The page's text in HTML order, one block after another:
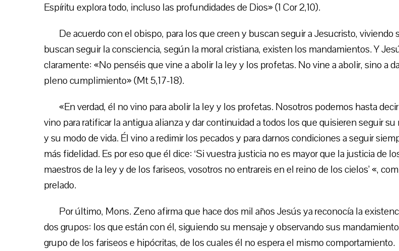
Espíritu explora todo, incluso las profundidades de Dios» (1 Cor 2,10).
De acuerdo con el obispo, para los que creen y buscan seguir a Jesucristo, viviendo
buscan seguir la consciencia, según la moral cristiana, existen los mandamientos. Y
claramente: «No penséis que vine a abolir la ley y los profetas. No vine a abolir, sino a
pleno cumplimiento» (Mt 5,17-18).
«En verdad, él no vino para abolir la ley y los profetas. Nosotros podemos hasta
vino para ratificar la antigua alianza y dar continuidad a todos los que quisieren seguir su
y su modo de vida. Él vino a redimir los pecados y para darnos condiciones a seguir
más fidelidad. Es por eso que él dice: ‘Si vuestra justicia no es mayor que la justicia de
maestros de la ley y de los fariseos, vosotros no entrareis en el reino de los cielos’ «,
prelado.
Por último, Mons. Zeno afirma que hace dos mil años Jesús ya reconocía la
dos grupos: los que están con él, siguiendo su mensaje y observando sus
grupo de los fariseos e hipócritas, de los cuales él no espera el mismo comportamiento.